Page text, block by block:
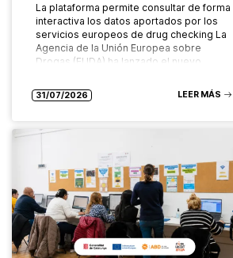
La plataforma permite consultar de forma
interactiva los datos aportados por los
servicios europeos de drug checking La
Agencia de la Unión Europea sobre
Drogas (EUDA) ha lanzado el nuevo…
31/07/2026 LEER MÁS